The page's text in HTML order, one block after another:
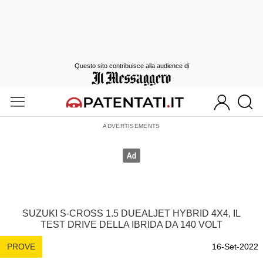
SUZUKI S-CROSS 1.5 DUEALJET HYBRID 4X4, IL
TEST DRIVE DELLA IBRIDA DA 140 VOLT
PROVE 16-Set-2022
Questo sito contribuisce alla audience di